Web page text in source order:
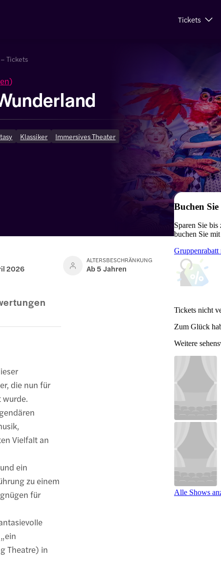
Tickets
Tickets
)
Klassiker Immersives Theater
2026
ALTERSBESCHRÄNKUNG
Ab 5 Jahren
Buchen
Sparen Sie
buchen Sie
Gruppenrabatt
Tickets nicht
Zum Glück
Weitere
Alle Shows
die nun für
Vielfalt an
ein
zu einem
für
Theatre) in